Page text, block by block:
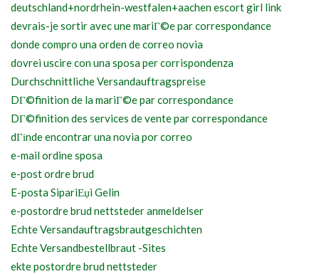
deutschland+nordrhein-westfalen+aachen escort girl link
devrais-je sortir avec une mariГ©e par correspondance
donde compro una orden de correo novia
dovrei uscire con una sposa per corrispondenza
Durchschnittliche Versandauftragspreise
DГ©finition de la mariГ©e par correspondance
DГ©finition des services de vente par correspondance
dГіnde encontrar una novia por correo
e-mail ordine sposa
e-post ordre brud
E-posta SipariЕџi Gelin
e-postordre brud nettsteder anmeldelser
Echte Versandauftragsbrautgeschichten
Echte Versandbestellbraut -Sites
ekte postordre brud nettsteder